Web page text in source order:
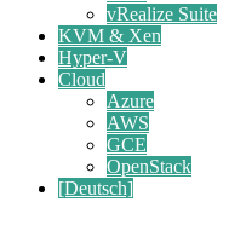
vRealize Suite
KVM & Xen
Hyper-V
Cloud
Azure
AWS
GCE
OpenStack
[Deutsch]